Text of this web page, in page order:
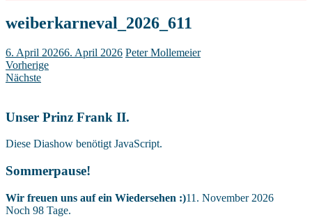
weiberkarneval_2026_611
6. April 20266. April 2026 Peter Mollemeier
Vorherige
Nächste
Unser Prinz Frank II.
Diese Diashow benötigt JavaScript.
Sommerpause!
Wir freuen uns auf ein Wiedersehen :)11. November 2026
Noch 98 Tage.